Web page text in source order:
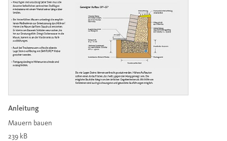
Anleitung
Mauern bauen
239 kB